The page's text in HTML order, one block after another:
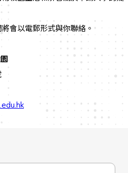
會以電郵形式與你聯絡。